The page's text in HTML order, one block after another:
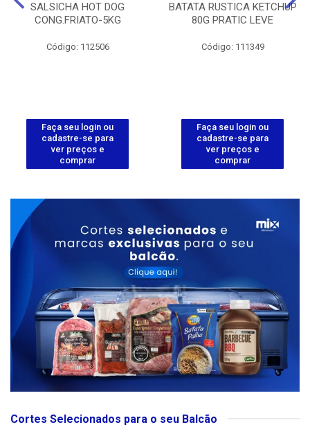
SALSICHA HOT DOG
CONG.FRIATO-5KG
Código: 112506
Faça seu login ou
cadastre-se para
ver preços e
comprar
BATATA RUSTICA KETCHUP
80G PRATIC LEVE
Código: 111349
Faça seu login ou
cadastre-se para
ver preços e
comprar
Cortes Selecionados para o seu Balcão